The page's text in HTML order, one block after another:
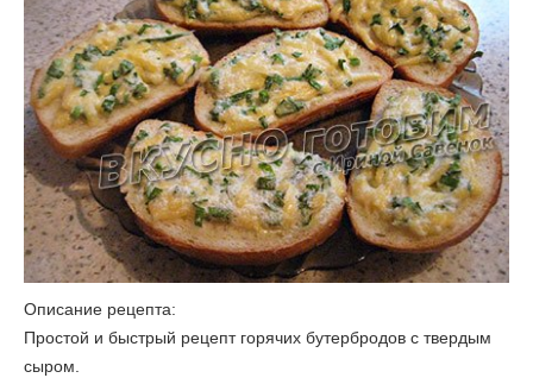
Описание рецепта:
Простой и быстрый рецепт горячих бутербродов с твердым
сыром.